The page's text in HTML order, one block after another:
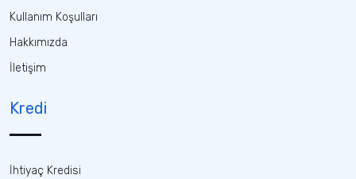
Kullanım Koşulları
Hakkımızda
İletişim
Kredi
İhtiyaç Kredisi